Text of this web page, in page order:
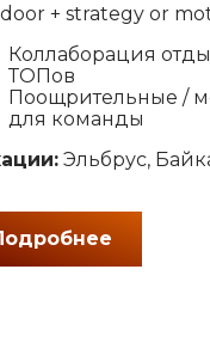
+ strategy or
Кол­ла­бо­ра­ция
ТОПов
По­ощ­ри­тель­ные /
для ко­ман­ды
Эль­брус,